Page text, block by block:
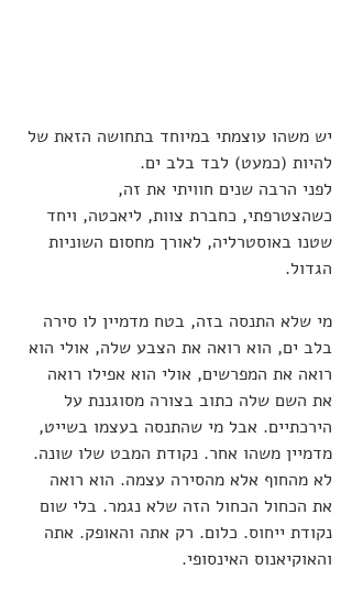
יש משהו עוצמתי במיוחד בתחושה הזאת של
להיות (כמעט) לבד בלב ים.
לפני הרבה שנים חוויתי את זה,
כשהצטרפתי, כחברת צוות, ליאכטה, ויחד
שטנו באוסטרליה, לאורך מחסום השוניות
הגדול.
מי שלא התנסה בזה, בטח מדמיין לו סירה
בלב ים, הוא רואה את הצבע שלה, אולי הוא
רואה את המפרשים, אולי הוא אפילו רואה
את השם שלה כתוב בצורה מסוגננת על
הירכתיים. אבל מי שהתנסה בעצמו בשייט,
מדמיין משהו אחר. נקודת המבט שלו שונה.
לא מהחוף אלא מהסירה עצמה. הוא רואה
את הכחול הכחול הזה שלא נגמר. בלי שום
נקודת ייחוס. כלום. רק אתה והאופק. אתה
והאוקיאנוס האינסופי.